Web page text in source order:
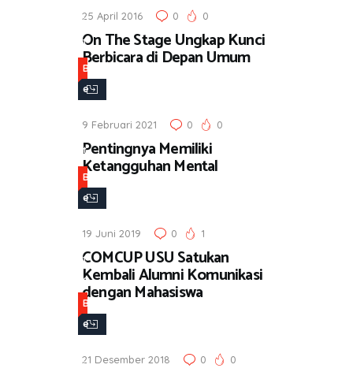
i
t
a
25 April 2016 0 0
On The Stage Ungkap Kunci
Berbicara di Depan Umum
B
e
i
t
a
9 Februari 2021 0 0
Pentingnya Memiliki
Ketangguhan Mental
B
e
i
t
a
19 Juni 2019 0 1
COMCUP USU Satukan
Kembali Alumni Komunikasi
dengan Mahasiswa
B
e
i
21 Desember 2018 0 0